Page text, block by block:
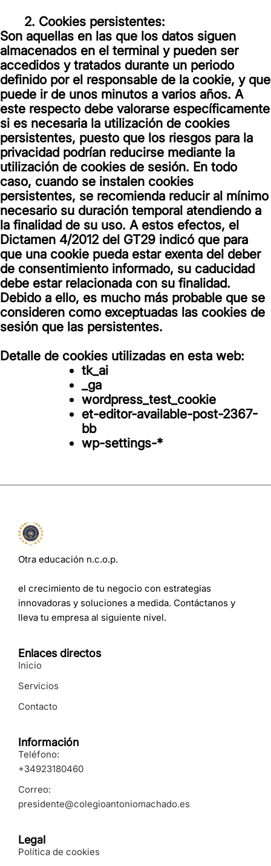
2. Cookies persistentes:
Son aquellas en las que los datos siguen
almacenados en el terminal y pueden ser
accedidos y tratados durante un periodo
definido por el responsable de la cookie, y que
puede ir de unos minutos a varios años. A
este respecto debe valorarse específicamente
si es necesaria la utilización de cookies
persistentes, puesto que los riesgos para la
privacidad podrían reducirse mediante la
utilización de cookies de sesión. En todo
caso, cuando se instalen cookies
persistentes, se recomienda reducir al mínimo
necesario su duración temporal atendiendo a
la finalidad de su uso. A estos efectos, el
Dictamen 4/2012 del GT29 indicó que para
que una cookie pueda estar exenta del deber
de consentimiento informado, su caducidad
debe estar relacionada con su finalidad.
Debido a ello, es mucho más probable que se
consideren como exceptuadas las cookies de
sesión que las persistentes.
Detalle de cookies utilizadas en esta web:
tk_ai
_ga
wordpress_test_cookie
et-editor-available-post-2367-
bb
wp-settings-*
Otra educación n.c.o.p.
el crecimiento de tu negocio con estrategias
innovadoras y soluciones a medida. Contáctanos y
lleva tu empresa al siguiente nivel.
Enlaces directos
Inicio
Servicios
Contacto
Información
Teléfono:
+34923180460
Correo:
presidente@colegioantoniomachado.es
Legal
Política de cookies